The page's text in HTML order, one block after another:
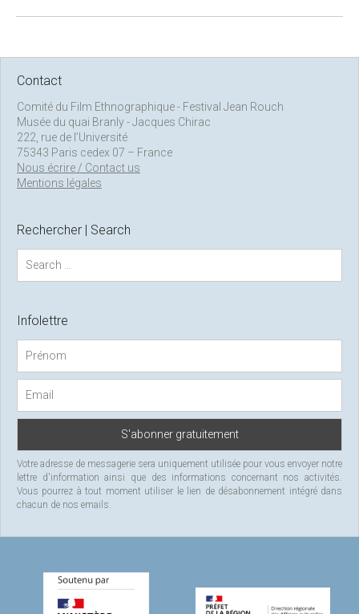
Contact
Comité du Film Ethnographique - Festival Jean Rouch
Musée du quai Branly - Jacques Chirac
222, rue de l’Université
75343 Paris cedex 07 – France
Nous écrire / Contact us
Mentions légales
Rechercher | Search
a
c
r
Infolettre
Votre adresse de messagerie sera uniquement utilisée pour vous envoyer notre
lettre d'information ainsi que des informations concernant nos activités.
Vous pourrez à tout moment utiliser le lien de désabonnement intégré dans
chacun de nos emails.